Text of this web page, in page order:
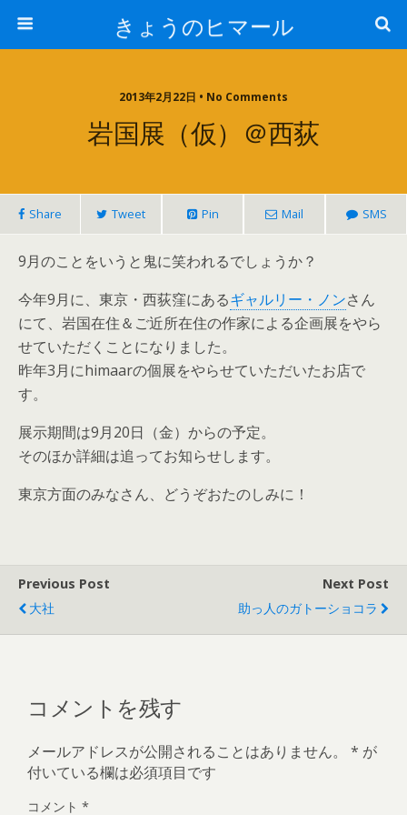
きょうのヒマール
2013年2月22日 • No Comments
岩国展（仮）＠西荻
Share Tweet Pin Mail SMS
9月のことをいうと鬼に笑われるでしょうか？
今年9月に、東京・西荻窪にあるギャルリー・ノンさん
にて、岩国在住＆ご近所在住の作家による企画展をやら
せていただくことになりました。
昨年3月にhimaarの個展をやらせていただいたお店で
す。
展示期間は9月20日（金）からの予定。
そのほか詳細は追ってお知らせします。
東京方面のみなさん、どうぞおたのしみに！
Previous Post
大社
Next Post
助っ人のガトーショコラ
コメントを残す
メールアドレスが公開されることはありません。 * が
付いている欄は必須項目です
コメント *